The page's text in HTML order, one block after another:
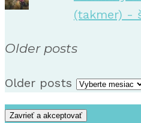
(takmer) -
Older posts
Older posts